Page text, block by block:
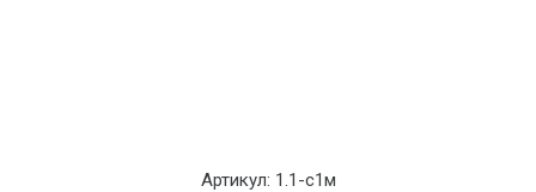
Артикул: 1.1-с1м